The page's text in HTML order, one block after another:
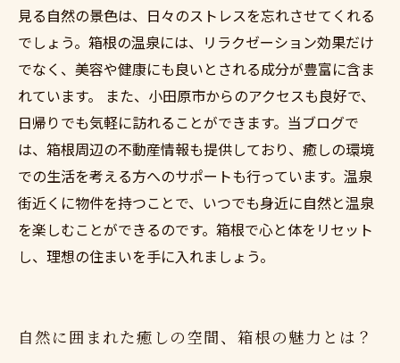
見る自然の景色は、日々のストレスを忘れさせてくれる
でしょう。箱根の温泉には、リラクゼーション効果だけ
でなく、美容や健康にも良いとされる成分が豊富に含ま
れています。 また、小田原市からのアクセスも良好で、
日帰りでも気軽に訪れることができます。当ブログで
は、箱根周辺の不動産情報も提供しており、癒しの環境
での生活を考える方へのサポートも行っています。温泉
街近くに物件を持つことで、いつでも身近に自然と温泉
を楽しむことができるのです。箱根で心と体をリセット
し、理想の住まいを手に入れましょう。
自然に囲まれた癒しの空間、箱根の魅力とは？